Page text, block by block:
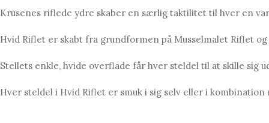
var:
Krusenes riflede ydre skaber en særlig taktilitet til hver en
Hvid Riflet er skabt fra grundformen på Musselmalet Riflet
Stellets enkle, hvide overflade får hver steldel til at skille sig
Hver steldel i Hvid Riflet er smuk i sig selv eller i